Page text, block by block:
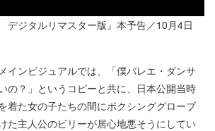
デジタルリマスター版』本予告／10月4日
インビジュアルでは、「僕バレエ・ダンサ
の？」というコピーと共に、日本公開当時
着た女の子たちの間にボクシンググローブ
た主人公のビリーが居心地悪そうにしてい